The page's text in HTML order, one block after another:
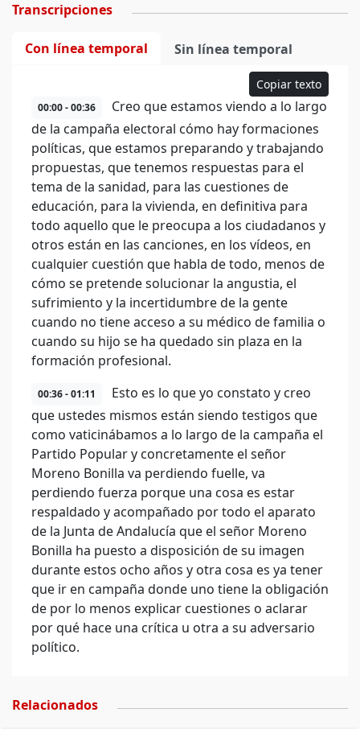
Transcripciones
Con línea temporal Sin línea temporal
Copiar texto
00:00 - 00:36
Creo que estamos viendo a lo largo
de la campaña electoral cómo hay formaciones
políticas, que estamos preparando y trabajando
propuestas, que tenemos respuestas para el
tema de la sanidad, para las cuestiones de
educación, para la vivienda, en definitiva para
todo aquello que le preocupa a los ciudadanos y
otros están en las canciones, en los vídeos, en
cualquier cuestión que habla de todo, menos de
cómo se pretende solucionar la angustia, el
sufrimiento y la incertidumbre de la gente
cuando no tiene acceso a su médico de familia o
cuando su hijo se ha quedado sin plaza en la
formación profesional.
00:36 - 01:11
Esto es lo que yo constato y creo
que ustedes mismos están siendo testigos que
como vaticinábamos a lo largo de la campaña el
Partido Popular y concretamente el señor
Moreno Bonilla va perdiendo fuelle, va
perdiendo fuerza porque una cosa es estar
respaldado y acompañado por todo el aparato
de la Junta de Andalucía que el señor Moreno
Bonilla ha puesto a disposición de su imagen
durante estos ocho años y otra cosa es ya tener
que ir en campaña donde uno tiene la obligación
de por lo menos explicar cuestiones o aclarar
por qué hace una crítica u otra a su adversario
político.
Relacionados